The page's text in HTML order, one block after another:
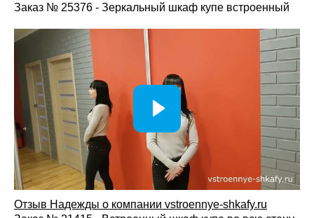
Заказ № 25376 - Зеркальный шкаф купе встроенный
Отзыв Надежды о компании vstroennye-shkafy.ru